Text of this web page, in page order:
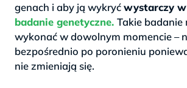
genach i aby ją wykryćwystarczy
badanie genetyczne. Takie badanie
wykonać w dowolnym momencie –
bezpośrednio po poronieniu
nie zmieniają się.